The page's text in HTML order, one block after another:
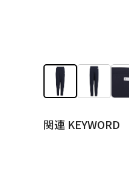
関連 KEYWORD